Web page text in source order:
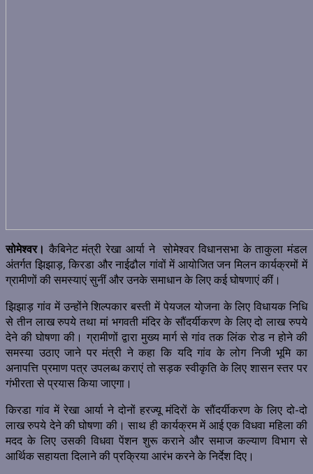
सोमेश्वर। कैबिनेट मंत्री रेखा आर्या ने सोमेश्वर विधानसभा के ताकुला मंडल
अंतर्गत झिझाड़, किरडा और नाईढौल गांवों में आयोजित जन मिलन कार्यक्रमों में
ग्रामीणों की समस्याएं सुनीं और उनके समाधान के लिए कई घोषणाएं कीं।
झिझाड़ गांव में उन्होंने शिल्पकार बस्ती में पेयजल योजना के लिए विधायक निधि
से तीन लाख रुपये तथा मां भगवती मंदिर के सौंदर्यीकरण के लिए दो लाख रुपये
देने की घोषणा की। ग्रामीणों द्वारा मुख्य मार्ग से गांव तक लिंक रोड न होने की
समस्या उठाए जाने पर मंत्री ने कहा कि यदि गांव के लोग निजी भूमि का
अनापत्ति प्रमाण पत्र उपलब्ध कराएं तो सड़क स्वीकृति के लिए शासन स्तर पर
गंभीरता से प्रयास किया जाएगा।
किरडा गांव में रेखा आर्या ने दोनों हरज्यू मंदिरों के सौंदर्यीकरण के लिए दो-दो
लाख रुपये देने की घोषणा की। साथ ही कार्यक्रम में आई एक विधवा महिला की
मदद के लिए उसकी विधवा पेंशन शुरू कराने और समाज कल्याण विभाग से
आर्थिक सहायता दिलाने की प्रक्रिया आरंभ करने के निर्देश दिए।